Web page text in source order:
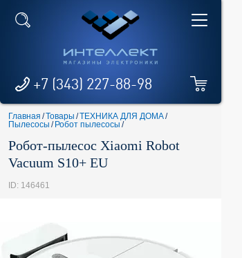
+7 (343) 227-88-98
Главная /Товары /ТЕХНИКА ДЛЯ ДОМА/
Пылесосы / Робот пылесосы /
Робот-пылесос Xiaomi Robot
Vacuum S10+ EU
ID: 146461